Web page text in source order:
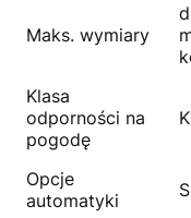
Maks. wymiary
Klasa
odporności na
pogodę
Opcje
automatyki